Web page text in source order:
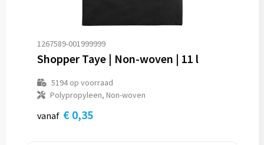
1267589-001999999
Shopper Taye | Non-woven | 11 l
5194op voorraad
Polypropyleen, Non-woven
vanaf € 0,35